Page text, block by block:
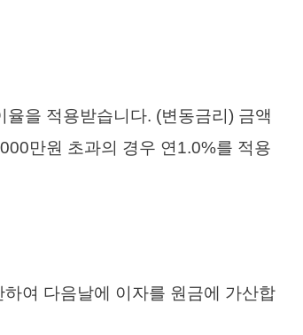
을 적용받습니다. (변동금리) 금액
만원 초과의 경우 연1.0%를 적용
여 다음날에 이자를 원금에 가산합